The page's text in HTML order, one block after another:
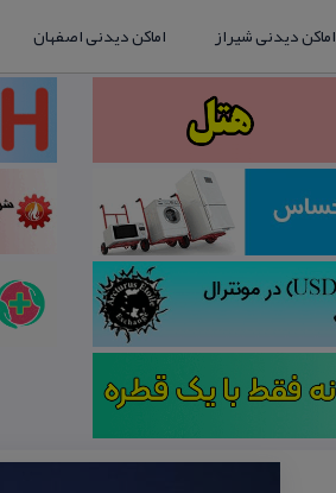
اماکن دیدنی شیراز اماکن دیدنی اصفهان